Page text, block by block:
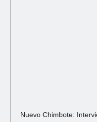
Nuevo Chimbote: